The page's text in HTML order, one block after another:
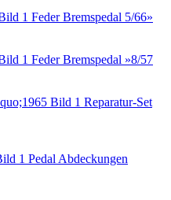
Feder Bremspedal 5/66»
Feder Bremspedal »8/57
Reparatur-Set
Pedal Abdeckungen